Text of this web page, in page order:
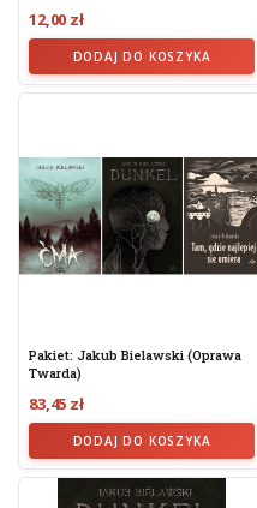
12,00 zł
DODAJ DO KOSZYKA
Pakiet: Jakub Bielawski (Oprawa
Twarda)
83,45 zł
DODAJ DO KOSZYKA